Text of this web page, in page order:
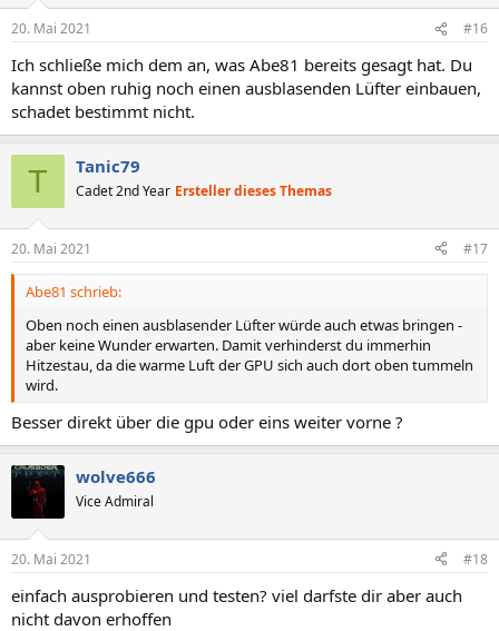
20. Mai 2021 #16
Ich schließe mich dem an, was Abe81 bereits gesagt hat. Du
kannst oben ruhig noch einen ausblasenden Lüfter einbauen,
schadet bestimmt nicht.
T Tanic79
Cadet 2nd Year Ersteller dieses Themas
20. Mai 2021 #17
Abe81 schrieb:
Oben noch einen ausblasender Lüfter würde auch etwas bringen -
aber keine Wunder erwarten. Damit verhinderst du immerhin
Hitzestau, da die warme Luft der GPU sich auch dort oben tummeln
wird.
Besser direkt über die gpu oder eins weiter vorne ?
wolve666
Vice Admiral
20. Mai 2021 #18
einfach ausprobieren und testen? viel darfste dir aber auch
nicht davon erhoffen